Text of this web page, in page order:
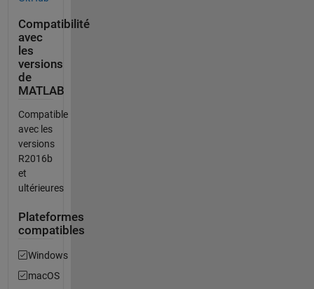
Compatibilité
avec
les
versions
de
MATLAB
Compatible
avec les
versions
R2016b
et
ultérieures
Plateformes
compatibles
Windows
macOS